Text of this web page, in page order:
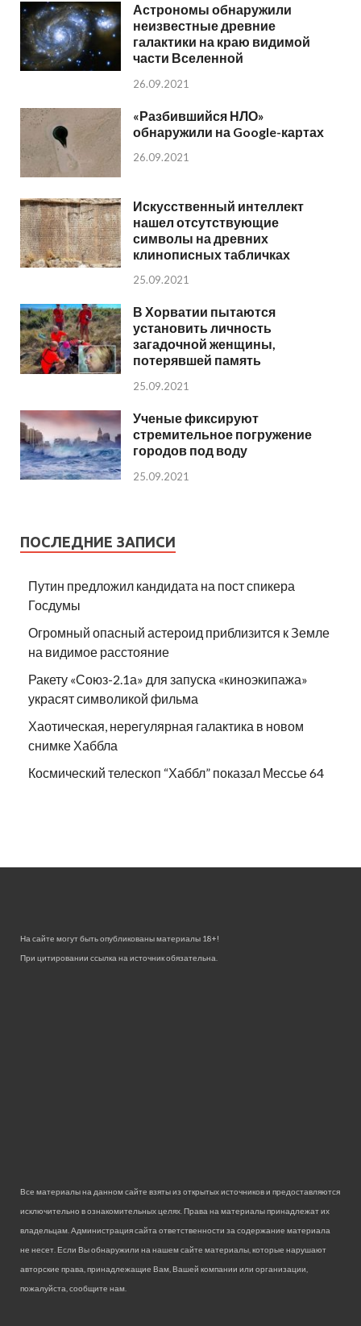
Астрономы обнаружили
неизвестные древние
галактики на краю видимой
части Вселенной
26.09.2021
«Разбившийся НЛО»
обнаружили на Google-картах
26.09.2021
Искусственный интеллект
нашел отсутствующие
символы на древних
клинописных табличках
25.09.2021
В Хорватии пытаются
установить личность
загадочной женщины,
потерявшей память
25.09.2021
Ученые фиксируют
стремительное погружение
городов под воду
25.09.2021
ПОСЛЕДНИЕ ЗАПИСИ
Путин предложил кандидата на пост спикера
Госдумы
Огромный опасный астероид приблизится к Земле
на видимое расстояние
Ракету «Союз-2.1а» для запуска «киноэкипажа»
украсят символикой фильма
Хаотическая, нерегулярная галактика в новом
снимке Хаббла
Космический телескоп “Хаббл” показал Мессье 64
На сайте могут быть опубликованы материалы 18+!
При цитировании ссылка на источник обязательна.
Все материалы на данном сайте взяты из открытых источников и предоставляются
исключительно в ознакомительных целях. Права на материалы принадлежат их
владельцам. Администрация сайта ответственности за содержание материала
не несет. Если Вы обнаружили на нашем сайте материалы, которые нарушают
авторские права, принадлежащие Вам, Вашей компании или организации,
пожалуйста, сообщите нам.